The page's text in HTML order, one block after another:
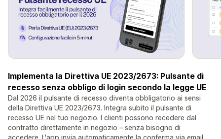
Implementa la Direttiva UE 2023/2673: Pulsante di
recesso senza obbligo di login secondo la legge UE
Dal 2026 il pulsante di recesso diventa obbligatorio ai sensi
della Direttiva UE 2023/2673. Integra subito il pulsante di
recesso UE nel tuo negozio. I clienti possono recedere dal
contratto direttamente in negozio – senza bisogno di